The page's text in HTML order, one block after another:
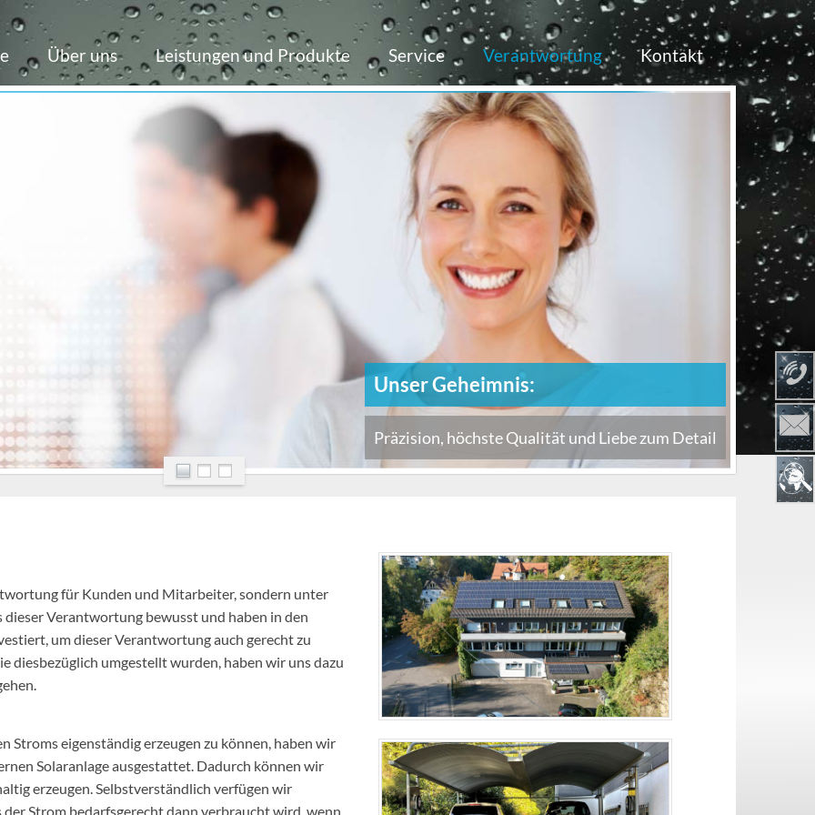
Über uns Leistungen und Produkte Service Verantwortung Kontakt
Unser Geheimnis:
Präzision, höchste Qualität und Liebe zum Detail
für Kunden und Mitarbeiter, sondern unter
Verantwortung bewusst und haben in den
um dieser Verantwortung auch gerecht zu
diesbezüglich umgestellt wurden, haben wir uns dazu
Stroms eigenständig erzeugen zu können, haben wir
Solaranlage ausgestattet. Dadurch können wir
erzeugen. Selbstverständlich verfügen wir
Strom bedarfsgerecht dann verbraucht wird, wenn